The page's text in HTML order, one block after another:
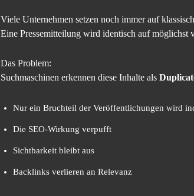
Viele Unternehmen setzen noch immer auf
Eine Pressemitteilung wird identisch auf möglichst
Das Problem:
Suchmaschinen erkennen diese Inhalte als
Nur ein Bruchteil der Veröffentlichungen wird
Die SEO-Wirkung verpufft
Sichtbarkeit bleibt aus
Backlinks verlieren an Relevanz